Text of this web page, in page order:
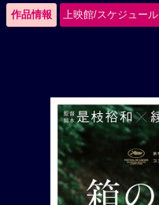
作品情報 上映館/スケジュール